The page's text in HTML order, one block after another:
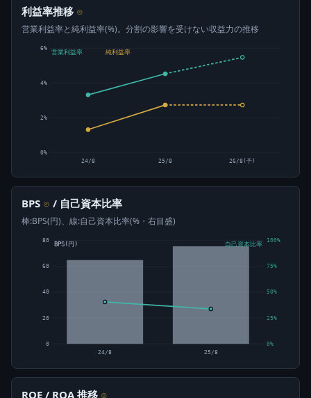
利益率推移 ⊙
営業利益率と純利益率(%)。分割の影響を受けない収益力の推移
0%
2%
4%
6%
営業利益率 純利益率
24/8 25/8 26/8(予)
BPS ⊙ / 自己資本比率
棒:BPS(円)、線:自己資本比率(%・右目盛)
0
20
40
60
80
0%
25%
50%
75%
100%
24/8 25/8
BPS(円) 自己資本比率
ROE / ROA 推移 ⊙